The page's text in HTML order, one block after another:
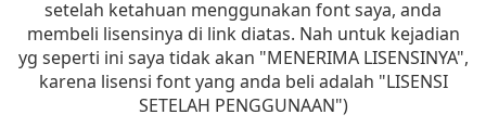
setelah ketahuan menggunakan font saya, anda
membeli lisensinya di link diatas. Nah untuk kejadian
yg seperti ini saya tidak akan "MENERIMA LISENSINYA",
karena lisensi font yang anda beli adalah "LISENSI
SETELAH PENGGUNAAN")